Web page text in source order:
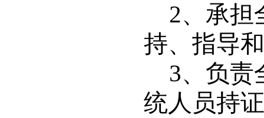
2、承担
持、指导
3、负责
统人员持